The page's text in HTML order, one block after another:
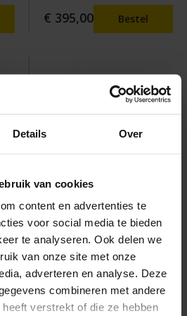
Details Over
van cookies
content en advertenties te
voor social media te bieden
te analyseren. Ook delen we
van onze site met onze
adverteren en analyse. Deze
combineren met andere
verstrekt of die ze hebben
€ 395,00 Bestel
Oxygreen Light set met
interne vochtsensor en
bediening
€ 275,00 Bestel